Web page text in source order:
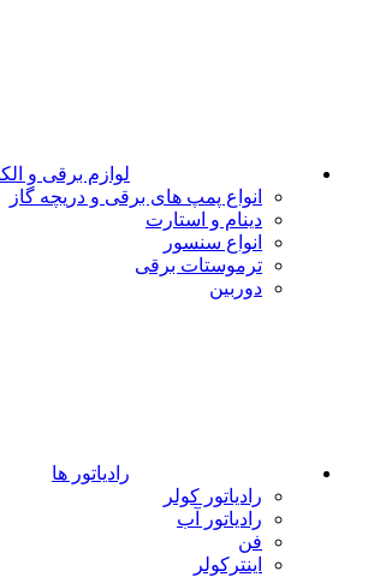
لوازم برقی و
انواع پمپ های برقی و دریچه گاز
دینام و استارت
انواع سنسور
ترموستات برقی
دوربین
رادیاتور ها
رادیاتور کولر
رادیاتور آب
فن
اینترکولر